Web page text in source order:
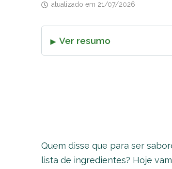
atualizado em 21/07/2026
Ver resumo
Quem disse que para ser
lista de ingredientes? Hoje